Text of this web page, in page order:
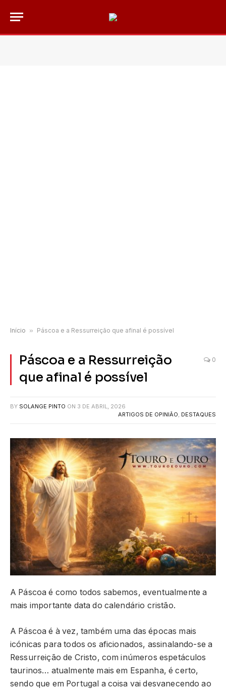
Início » Páscoa e a Ressurreição que afinal é possível
Páscoa e a Ressurreição
que afinal é possível
0
BY SOLANGE PINTO ON 3 DE ABRIL, 2026
ARTIGOS DE OPINIÃO, DESTAQUES
A Páscoa é como todos sabemos, eventualmente a
mais importante data do calendário cristão.
A Páscoa é à vez, também uma das épocas mais
icónicas para todos os aficionados, assinalando-se a
Ressurreição de Cristo, com inúmeros espetáculos
taurinos… atualmente mais em Espanha, é certo,
sendo que em Portugal a coisa vai desvanecendo ao